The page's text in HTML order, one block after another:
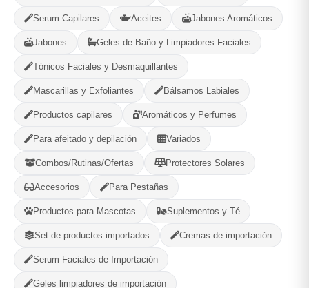
Serum Capilares Aceites Jabones Aromáticos
Jabones Geles de Baño y Limpiadores Faciales
Tónicos Faciales y Desmaquillantes
Mascarillas y Exfoliantes Bálsamos Labiales
Productos capilares Aromáticos y Perfumes
Para afeitado y depilación Variados
Combos/Rutinas/Ofertas Protectores Solares
Accesorios Para Pestañas
Productos para Mascotas Suplementos y Té
Set de productos importados Cremas de importación
Serum Faciales de Importación
Geles limpiadores de importación
✔️ No tapa poros
✔️ Ideal para piel grasa y con acné
✔️ Evita manchas y brotes futuros
Modo de uso:
Mañana y noche: Limpieza
Solo noche: Sérum de ácido azelaico
Todas las mañanas (SIN EXCUSAS): Protector solar ☀️
reaplicar cada 2h.
Opciones de Envio
1 Ubicacion 2 Ruta 3 Entrega
Selecciona tu ubicacion
PROVINCIA